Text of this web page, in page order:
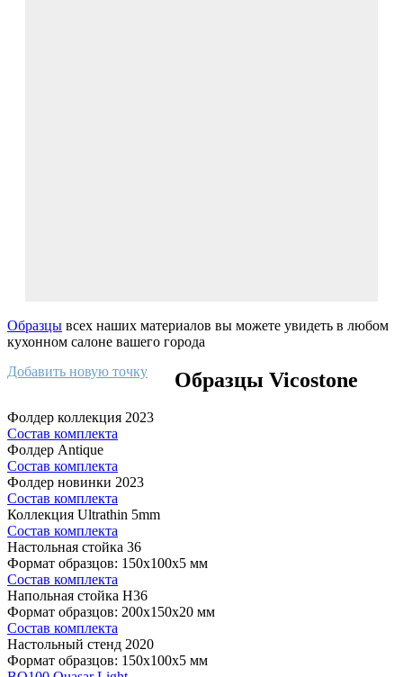
Образцы всех наших материалов вы можете увидеть в любом
кухонном салоне вашего города
Добавить новую точку
Образцы Vicostone
Фолдер коллекция 2023
Состав комплекта
Фолдер Antique
Состав комплекта
Фолдер новинки 2023
Состав комплекта
Коллекция Ultrathin 5mm
Состав комплекта
Настольная стойка 36
Формат образцов: 150x100x5 мм
Состав комплекта
Напольная стойка H36
Формат образцов: 200x150x20 мм
Состав комплекта
Настольный стенд 2020
Формат образцов: 150x100x5 мм